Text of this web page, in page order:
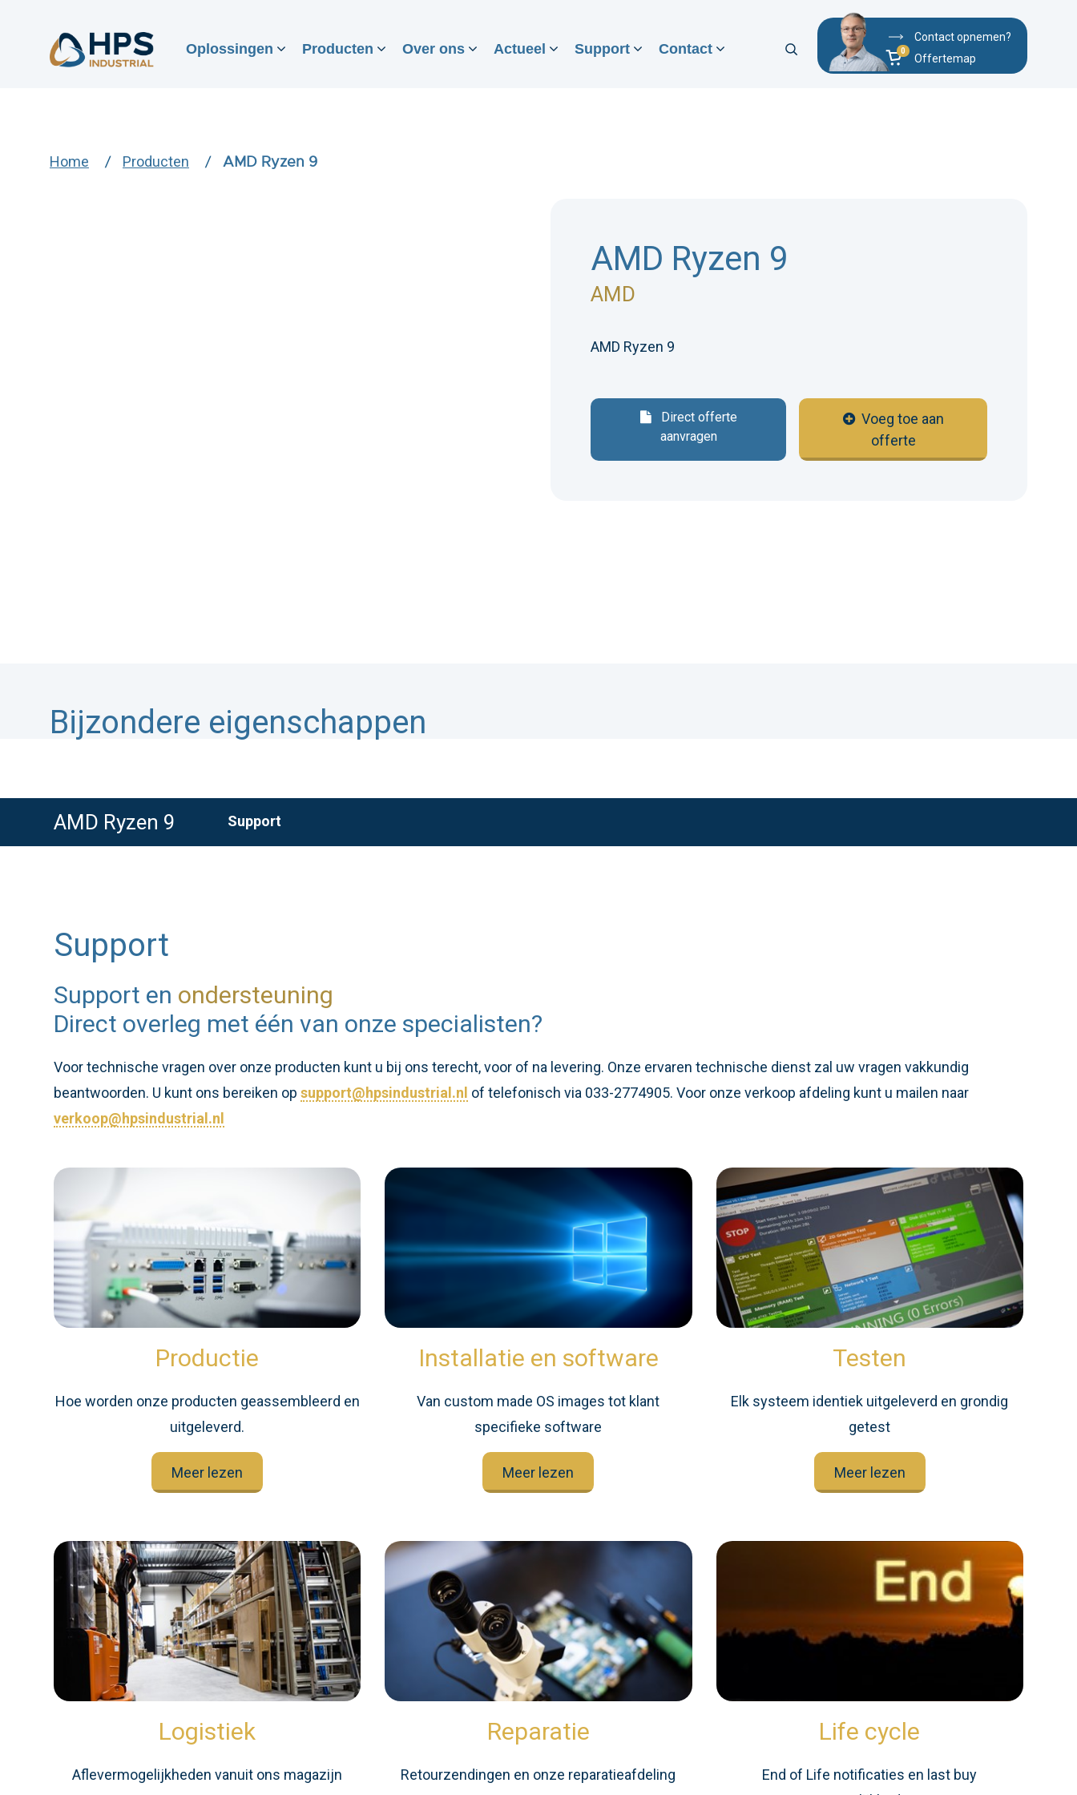
Oplossingen Producten Over ons Actueel Support Contact
Contact opnemen?
Offertemap
Home Producten AMD Ryzen 9
AMD Ryzen 9
AMD
AMD Ryzen 9
Direct offerte
aanvragen
Voeg toe aan
offerte
Bijzondere eigenschappen
AMD Ryzen 9 Support
Support
Support en ondersteuning
Direct overleg met één van onze specialisten?
Voor technische vragen over onze producten kunt u bij ons terecht, voor of na levering. Onze ervaren technische dienst zal uw vragen vakkundig
beantwoorden. U kunt ons bereiken op support@hpsindustrial.nl of telefonisch via 033-2774905. Voor onze verkoop afdeling kunt u mailen naar
verkoop@hpsindustrial.nl
Productie
Hoe worden onze producten geassembleerd en
uitgeleverd.
Meer lezen
Installatie en software
Van custom made OS images tot klant
specifieke software
Meer lezen
Testen
Elk systeem identiek uitgeleverd en grondig
getest
Meer lezen
Logistiek
Aflevermogelijkheden vanuit ons magazijn
Reparatie
Retourzendingen en onze reparatieafdeling
Life cycle
End of Life notificaties en last buy